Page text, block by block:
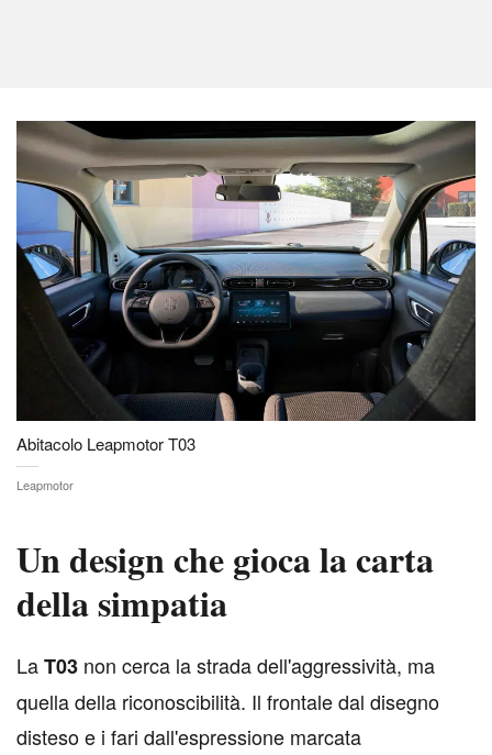
Abitacolo Leapmotor T03
Leapmotor
Un design che gioca la carta
della simpatia
LaT03 non cerca la strada dell'aggressività, ma
quella della riconoscibilità. Il frontale dal disegno
disteso e i fari dall'espressione marcata